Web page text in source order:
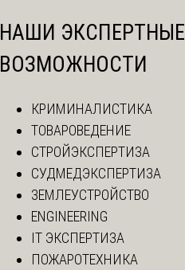
НАШИ ЭКСПЕРТНЫЕ
ВОЗМОЖНОСТИ
КРИМИНАЛИСТИКА
ТОВАРОВЕДЕНИЕ
СТРОЙЭКСПЕРТИЗА
СУДМЕДЭКСПЕРТИЗА
ЗЕМЛЕУСТРОЙСТВО
ENGINEERING
IT ЭКСПЕРТИЗА
ПОЖАРОТЕХНИКА